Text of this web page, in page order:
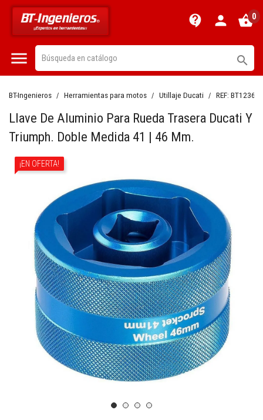
contact_support person shopping_basket0
 
BT-Ingenieros Herramientas para motos Utillaje Ducati REF: BT12362
Llave De Aluminio Para Rueda Trasera Ducati Y
Triumph. Doble Medida 41 | 46 Mm.
¡EN OFERTA!